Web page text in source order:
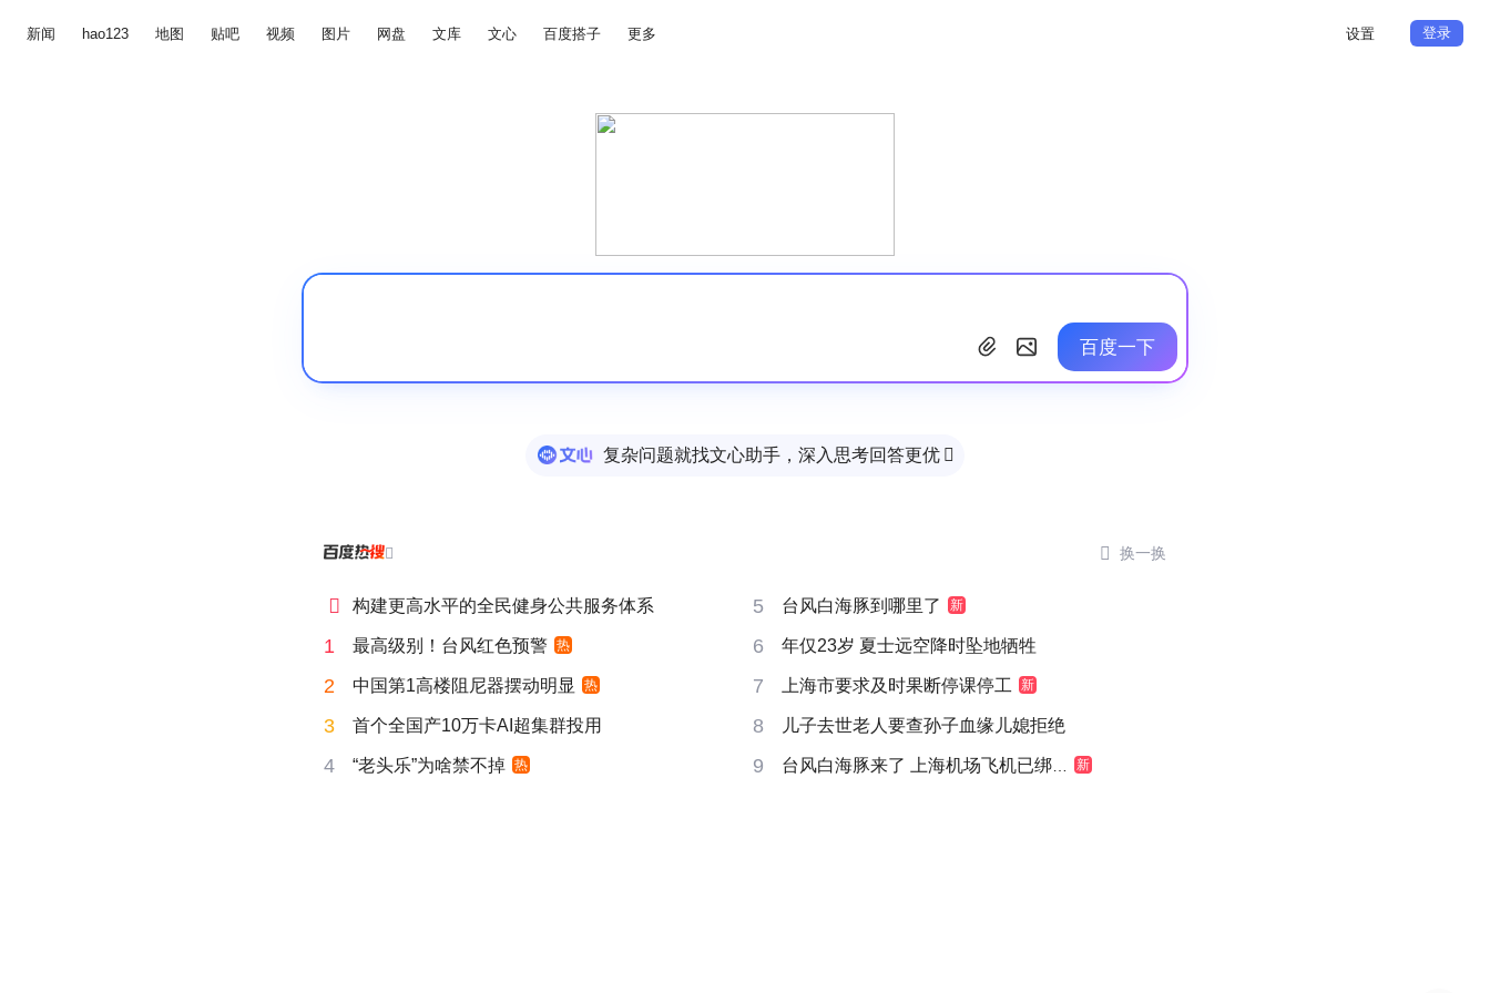
新闻 hao123 地图 贴吧 视频 图片 网盘 文库 文心 百度搭子 更多 设置 登录
百度一下
复杂问题就找文心助手，深入思考回答更优 
  换一换
 构建更高水平的全民健身公共服务体系 5 台风白海豚到哪里了 新
1 最高级别！台风红色预警 热 6 年仅23岁 夏士远空降时坠地牺牲
2 中国第1高楼阻尼器摆动明显 热 7 上海市要求及时果断停课停工 新
3 首个全国产10万卡AI超集群投用 8 儿子去世老人要查孙子血缘儿媳拒绝
4 “老头乐”为啥禁不掉 热 9 台风白海豚来了 上海机场飞机已绑好 新